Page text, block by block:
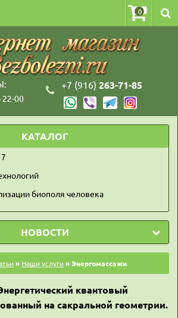
0
22-00
+7 (916) 263-71-85
КАТАЛОГ
биополя человека
НОВОСТИ
» Наши услуги» Энергомассажи
квантовый
на сакральной геометрии.